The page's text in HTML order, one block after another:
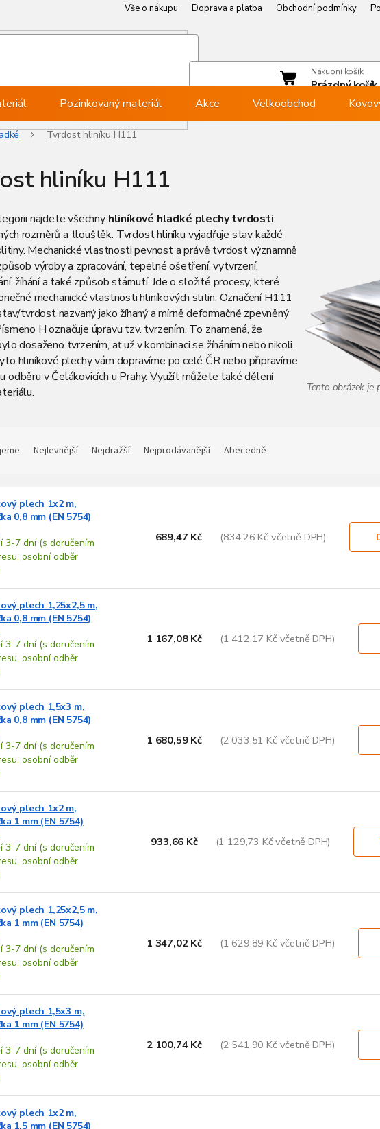
Vše o nákupu Doprava a platba Obchodní podmínky
Přihlásit se
Nákupní košík
Prázdný košík
Pozinkovaný materiál Akce Velkoobchod
Tvrdost hliníku H111
hliníku H111
najdete všechny hliníkové hladké plechy tvrdosti
rozměrů a tlouštěk. Tvrdost hliníku vyjadřuje stav každé
Mechanické vlastnosti pevnost a právě tvrdost významně
výroby a zpracování, tepelné ošetření, vytvrzení,
žíhání a také způsob stárnutí. Jde o složité procesy, které
mechanické vlastnosti hliníkových slitin. Označení H111
tvrdost nazvaný jako žíhaný a mírně deformačně zpevněný
H označuje úpravu tzv. tvrzením. To znamená, že
dosaženo tvrzením, ať už v kombinaci se žíháním nebo nikoli.
hliníkové plechy vám dopravíme po celé ČR nebo připravíme
odběru v Čelákovicích u Prahy. Využít můžete také dělení
Nejlevnější Nejdražší Nejprodávanější Abecedně
plech 1x2 m,
0,8 mm (EN 5754)
3-7 dní (s doručením
osobní odběr
689,47 Kč (834,26 Kč včetně DPH)
plech 1,25x2,5 m,
0,8 mm (EN 5754)
3-7 dní (s doručením
osobní odběr
1 167,08 Kč (1 412,17 Kč včetně DPH)
plech 1,5x3 m,
0,8 mm (EN 5754)
3-7 dní (s doručením
osobní odběr
1 680,59 Kč (2 033,51 Kč včetně DPH)
plech 1x2 m,
1 mm (EN 5754)
3-7 dní (s doručením
osobní odběr
933,66 Kč (1 129,73 Kč včetně DPH)
plech 1,25x2,5 m,
1 mm (EN 5754)
3-7 dní (s doručením
osobní odběr
1 347,02 Kč (1 629,89 Kč včetně DPH)
plech 1,5x3 m,
1 mm (EN 5754)
3-7 dní (s doručením
osobní odběr
2 100,74 Kč (2 541,90 Kč včetně DPH)
plech 1x2 m,
1,5 mm (EN 5754)